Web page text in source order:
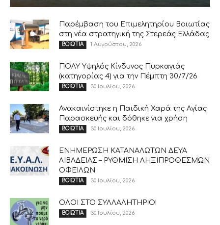
Παρέμβαση του Επιμελητηρίου Βοιωτίας
στη νέα στρατηγική της Στερεάς Ελλάδας
ΒΟΙΩΤΙΑ 1 Αυγούστου, 2026
ΠΟΛΥ Υψηλός Κίνδυνος Πυρκαγιάς
(κατηγορίας 4) για την Πέμπτη 30/7/26
ΒΟΙΩΤΙΑ 30 Ιουλίου, 2026
Ανακαινίστηκε η Παιδική Χαρά της Αγίας
Παρασκευής και δόθηκε για χρήση
ΒΟΙΩΤΙΑ 30 Ιουλίου, 2026
ΕΝΗΜΕΡΩΣΗ ΚΑΤΑΝΑΛΩΤΩΝ ΔΕΥΑ
ΛΙΒΑΔΕΙΑΣ – ΡΥΘΜΙΣΗ ΛΗΞΙΠΡΟΘΕΣΜΩΝ
ΟΦΕΙΛΩΝ
ΒΟΙΩΤΙΑ 30 Ιουλίου, 2026
ΟΛΟΙ ΣΤΟ ΣΥΛΛΑΛΗΤΗΡΙΟ!
ΒΟΙΩΤΙΑ 30 Ιουλίου, 2026